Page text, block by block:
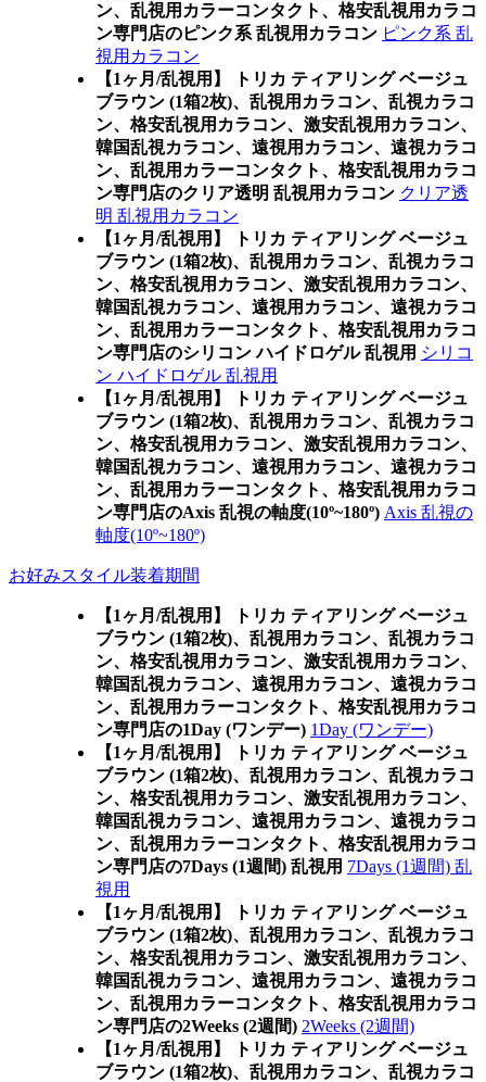
ン、乱視用カラーコンタクト、格安乱視用カラコ
ン専門店のピンク系 乱視用カラコン ピンク系 乱
視用カラコン
【1ヶ月/乱視用】 トリカ ティアリング ベージュ
ブラウン (1箱2枚)、乱視用カラコン、乱視カラコ
ン、格安乱視用カラコン、激安乱視用カラコン、
韓国乱視カラコン、遠視用カラコン、遠視カラコ
ン、乱視用カラーコンタクト、格安乱視用カラコ
ン専門店のクリア透明 乱視用カラコン クリア透
明 乱視用カラコン
【1ヶ月/乱視用】 トリカ ティアリング ベージュ
ブラウン (1箱2枚)、乱視用カラコン、乱視カラコ
ン、格安乱視用カラコン、激安乱視用カラコン、
韓国乱視カラコン、遠視用カラコン、遠視カラコ
ン、乱視用カラーコンタクト、格安乱視用カラコ
ン専門店のシリコン ハイドロゲル 乱視用 シリコ
ン ハイドロゲル 乱視用
【1ヶ月/乱視用】 トリカ ティアリング ベージュ
ブラウン (1箱2枚)、乱視用カラコン、乱視カラコ
ン、格安乱視用カラコン、激安乱視用カラコン、
韓国乱視カラコン、遠視用カラコン、遠視カラコ
ン、乱視用カラーコンタクト、格安乱視用カラコ
ン専門店のAxis 乱視の軸度(10º~180º) Axis 乱視の
軸度(10º~180º)
お好みスタイル装着期間
【1ヶ月/乱視用】 トリカ ティアリング ベージュ
ブラウン (1箱2枚)、乱視用カラコン、乱視カラコ
ン、格安乱視用カラコン、激安乱視用カラコン、
韓国乱視カラコン、遠視用カラコン、遠視カラコ
ン、乱視用カラーコンタクト、格安乱視用カラコ
ン専門店の1Day (ワンデー) 1Day (ワンデー)
【1ヶ月/乱視用】 トリカ ティアリング ベージュ
ブラウン (1箱2枚)、乱視用カラコン、乱視カラコ
ン、格安乱視用カラコン、激安乱視用カラコン、
韓国乱視カラコン、遠視用カラコン、遠視カラコ
ン、乱視用カラーコンタクト、格安乱視用カラコ
ン専門店の7Days (1週間) 乱視用 7Days (1週間) 乱
視用
【1ヶ月/乱視用】 トリカ ティアリング ベージュ
ブラウン (1箱2枚)、乱視用カラコン、乱視カラコ
ン、格安乱視用カラコン、激安乱視用カラコン、
韓国乱視カラコン、遠視用カラコン、遠視カラコ
ン、乱視用カラーコンタクト、格安乱視用カラコ
ン専門店の2Weeks (2週間) 2Weeks (2週間)
【1ヶ月/乱視用】 トリカ ティアリング ベージュ
ブラウン (1箱2枚)、乱視用カラコン、乱視カラコ